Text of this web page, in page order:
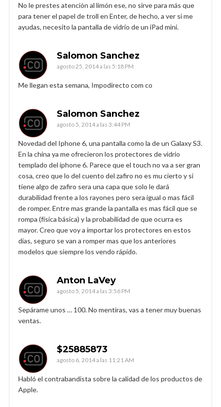
No le prestes atención al limón ese, no sirve para más que
para tener el papel de troll en Enter, de hecho, a ver si me
ayudas, necesito la pantalla de vidrio de un iPad mini.
Salomon Sanchez
agosto 25, 2014 a las 5:18 PM
Me llegan esta semana, Impodirecto com co
Salomon Sanchez
agosto 5, 2014 a las 3:44 PM
Novedad del Iphone 6, una pantalla como la de un Galaxy S3.
En la china ya me ofrecieron los protectores de vidrio
templado del iphone 6. Parece que el touch no va a ser gran
cosa, creo que lo del cuento del zafiro no es mu cierto y si
tiene algo de zafiro sera una capa que solo le dará
durabilidad frente a los rayones pero sera igual o mas fácil
de romper. Entre mas grande la pantalla es mas fácil que se
rompa (física básica) y la probabilidad de que ocurra es
mayor. Creo que voy a importar los protectores en estos
días, seguro se van a romper mas que los anteriores
modelos que siempre los vendo rápido.
Anton LaVey
agosto 5, 2014 a las 3:56 PM
Sepárame unos … 100. No mentiras, vas a tener muy buenas
ventas.
$25885873
agosto 6, 2014 a las 11:21 AM
Habló el contrabandista sobre la calidad de los productos de
Apple.